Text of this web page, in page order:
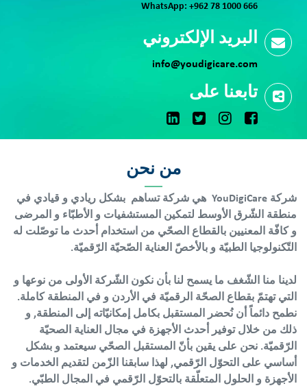
WhatsApp: +962 78 1000 666
البريد الإلكتروني
info@youdigicare.com
تابعنا على
من نحن
شركة YouDigiCare هي شركة تساهم بشكل ريادي و قيادي في
منطقة الشّرق الأوسط لتمكين المستشفيات و الأطبّاء و المرضى
و كافّة المعنيين بالقطاع الصحّي من استخدام أحدث ما توصّلت له
التّكنولوجيا الطبيّة و بالأخصّ العناية الصّحيّة الرّقميّة.
لدينا منا الشّغف ما يسمح لنا بأن نكون الشّركة الأولى من نوعها و
التي تهتمّ بقطاع الصحّة الرقميّة في الأردن و في المنطقة كاملة.
نطمح دائماً أن نُحضر المستقبل بكامل إمكانيّاته إلى المنطقة, و
ذلك من خلال توفير أحدث الأجهزة في مجال العناية الصحيّة
الرّقميّة. نحن على يقين بأنّ المستقبل الصحّي سيعتمد و بشكل
أساسي على التحوّل الرّقمي, لهذا سابقنا الزّمن لتقديم الخدمات و
الأجهزة و الحلول المتعلّقة بالتحوّل الرّقمي في المجال الطبّي.